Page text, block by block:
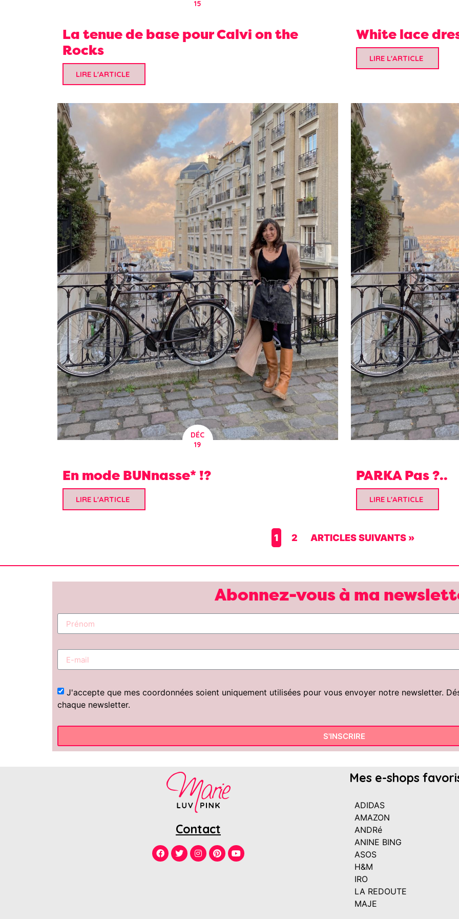
15
La tenue de base pour Calvi on the
Rocks
LIRE L'ARTICLE
White lace
LIRE L'ARTICLE
DÉC
19
En mode BUNnasse* !?
LIRE L'ARTICLE
PARKA Pas ?..
LIRE L'ARTICLE
1 2 ARTICLES SUIVANTS »
Abonnez-vous à ma
J'accepte que mes coordonnées soient uniquement utilisées pour vous envoyer notre newsletter.
chaque newsletter.
S'INSCRIRE
Contact
Mes e-shops
ADIDAS
AMAZON
ANDRé
ANINE BING
ASOS
H&M
IRO
LA REDOUTE
MAJE